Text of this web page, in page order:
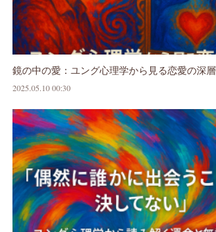
鏡の中の愛：ユング心理学から見る恋愛の深層
2025.05.10 00:30